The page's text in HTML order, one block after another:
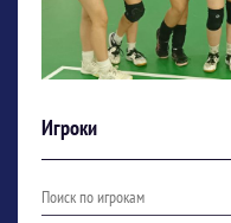
Игроки